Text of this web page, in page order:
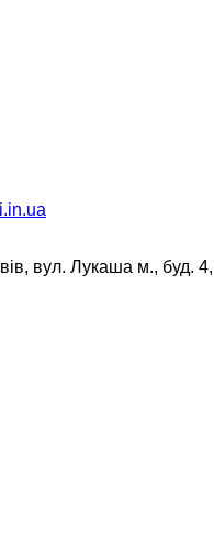
вул. Лукаша м., буд.